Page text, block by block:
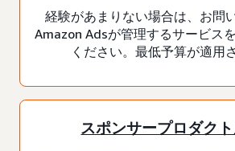
経験があまりない場合は、お問
Amazon Adsが管理するサービス
ください。最低予算が適用
スポンサープロダク